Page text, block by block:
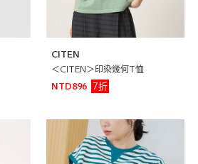
CITEN
＜CITEN＞印染幾何T恤
NTD896
7折